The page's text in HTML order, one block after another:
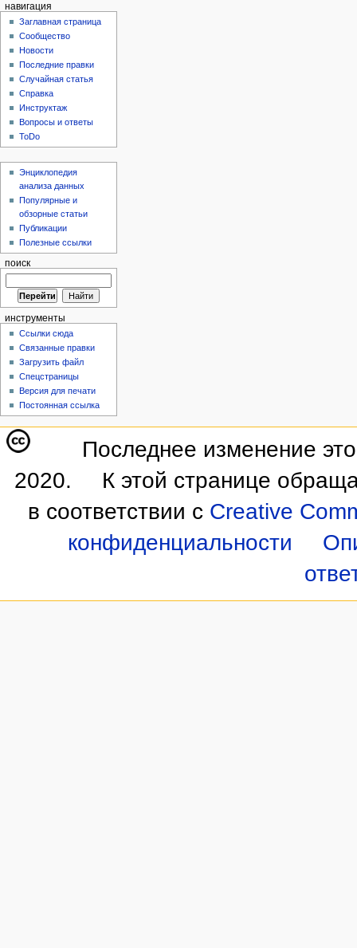
навигация
Заглавная страница
Сообщество
Новости
Последние правки
Случайная статья
Справка
Инструктаж
Вопросы и ответы
ToDo
Энциклопедия
анализа данных
Популярные и
обзорные статьи
Публикации
Полезные ссылки
поиск
инструменты
Ссылки сюда
Связанные правки
Загрузить файл
Спецстраницы
Версия для печати
Постоянная ссылка
Последнее изменение
2020.
К этой странице
в соответствии с Creative
конфиденциальности